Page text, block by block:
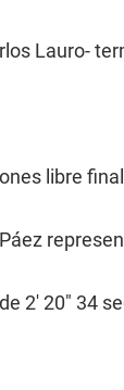
Lauro-
libre
2' 20" 34